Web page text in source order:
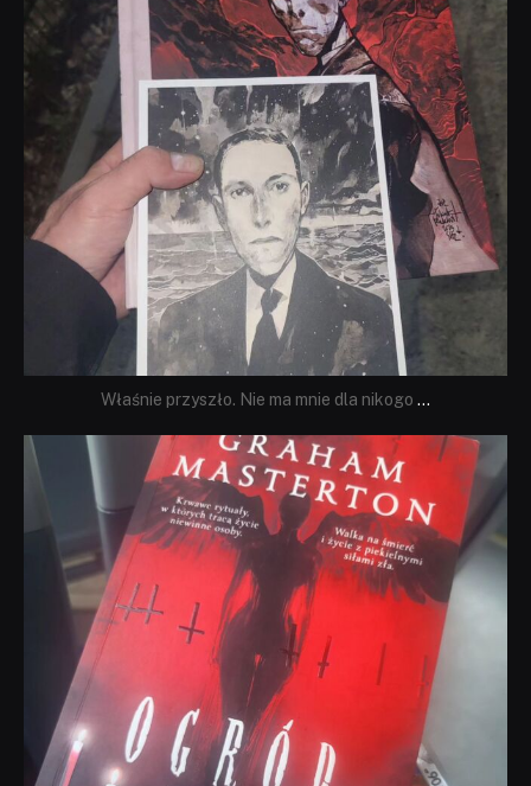
Właśnie przyszło. Nie ma mnie dla nikogo ...
dobryhorror
Sie 23